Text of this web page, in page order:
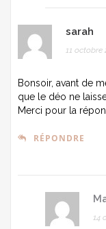
sarah
11 octobre
Bonsoir, avant de
que le déo ne
Merci pour la
RÉPONDRE
14